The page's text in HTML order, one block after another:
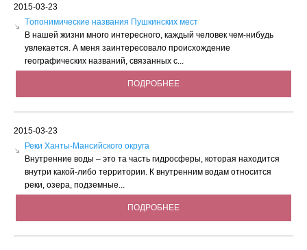
2015-03-23
Tопонимические названия Пушкинских мест
В нашей жизни много интересного, каждый человек чем-нибудь
увлекается. А меня заинтересовало происхождение
географических названий, связанных с...
ПОДРОБНЕЕ
2015-03-23
Реки Ханты-Мансийского округа
Внутренние воды – это та часть гидросферы, которая находится
внутри какой-либо территории. К внутренним водам относится
реки, озера, подземные...
ПОДРОБНЕЕ